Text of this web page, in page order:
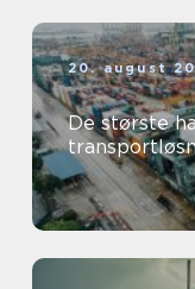
20. august
De største